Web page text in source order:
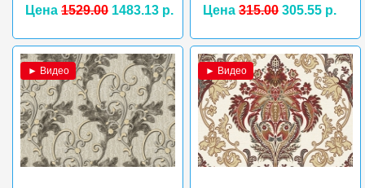
Цена 1529.00 1483.13 р. Цена 315.00 305.55 р.
► Видео ► Видео